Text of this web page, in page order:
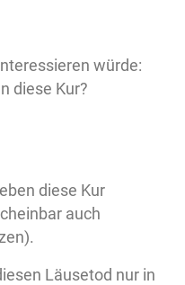
würde:
diese Kur?
diese Kur
auch
Läusetod nur in